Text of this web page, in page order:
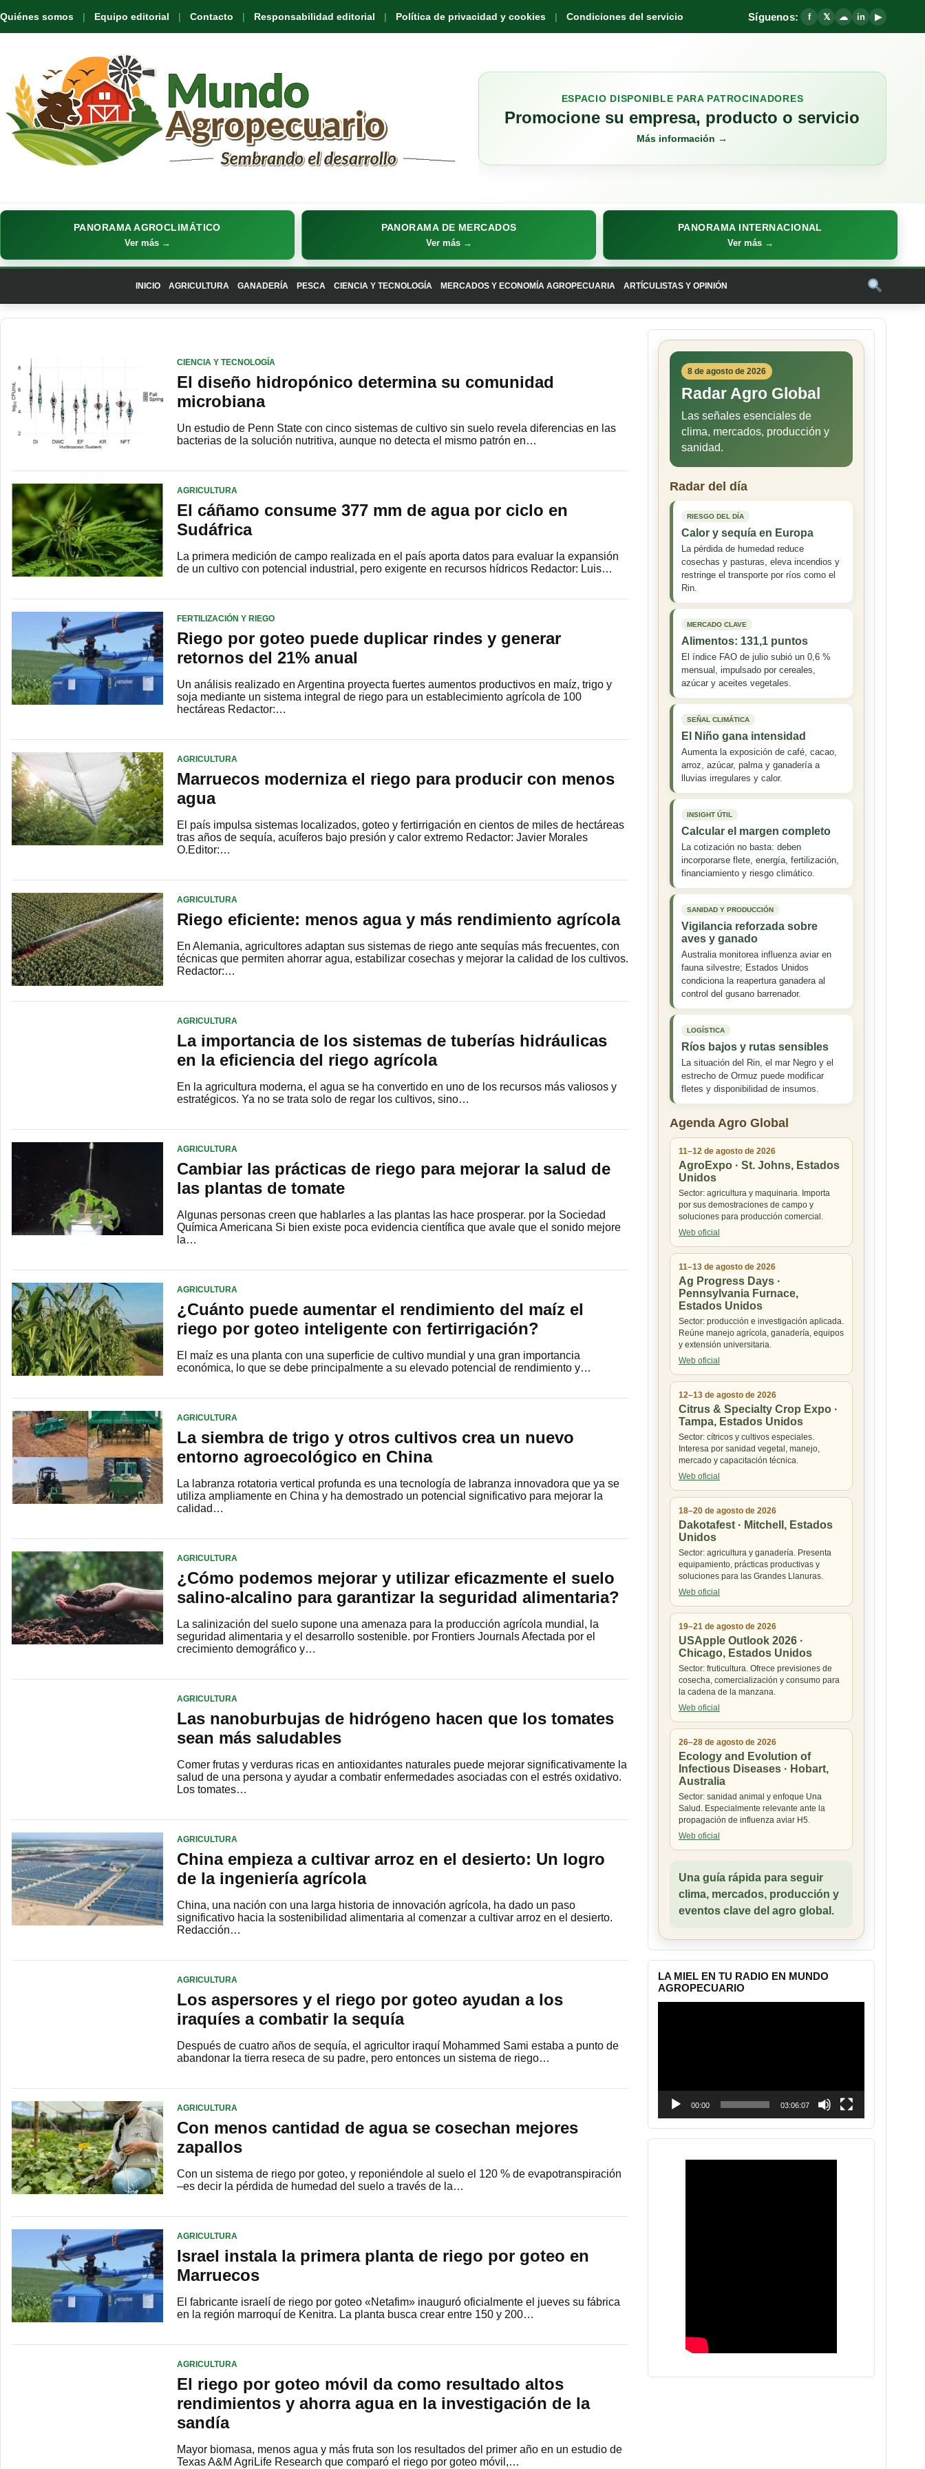
Quiénes somos Equipo editorial Contacto Responsabilidad editorial Política de privacidad y cookies Condiciones del servicio Síguenos: f 𝕏 ☁ in ▶
ESPACIO DISPONIBLE PARA PATROCINADORES
Promocione su empresa, producto o servicio
Más información →
PANORAMA AGROCLIMÁTICO
Ver más →
PANORAMA DE MERCADOS
Ver más →
PANORAMA INTERNACIONAL
Ver más →
INICIO AGRICULTURA GANADERÍA PESCA CIENCIA Y TECNOLOGÍA MERCADOS Y ECONOMÍA AGROPECUARIA ARTÍCULISTAS Y OPINIÓN
CIENCIA Y TECNOLOGÍA
El diseño hidropónico determina su comunidad
microbiana
Un estudio de Penn State con cinco sistemas de cultivo sin suelo revela diferencias en las
bacterias de la solución nutritiva, aunque no detecta el mismo patrón en…
AGRICULTURA
El cáñamo consume 377 mm de agua por ciclo en
Sudáfrica
La primera medición de campo realizada en el país aporta datos para evaluar la expansión
de un cultivo con potencial industrial, pero exigente en recursos hídricos Redactor: Luis…
FERTILIZACIÓN Y RIEGO
Riego por goteo puede duplicar rindes y generar
retornos del 21% anual
Un análisis realizado en Argentina proyecta fuertes aumentos productivos en maíz, trigo y
soja mediante un sistema integral de riego para un establecimiento agrícola de 100
hectáreas Redactor:…
AGRICULTURA
Marruecos moderniza el riego para producir con menos
agua
El país impulsa sistemas localizados, goteo y fertirrigación en cientos de miles de hectáreas
tras años de sequía, acuíferos bajo presión y calor extremo Redactor: Javier Morales
O.Editor:…
AGRICULTURA
Riego eficiente: menos agua y más rendimiento agrícola
En Alemania, agricultores adaptan sus sistemas de riego ante sequías más frecuentes, con
técnicas que permiten ahorrar agua, estabilizar cosechas y mejorar la calidad de los cultivos.
Redactor:…
AGRICULTURA
La importancia de los sistemas de tuberías hidráulicas
en la eficiencia del riego agrícola
En la agricultura moderna, el agua se ha convertido en uno de los recursos más valiosos y
estratégicos. Ya no se trata solo de regar los cultivos, sino…
AGRICULTURA
Cambiar las prácticas de riego para mejorar la salud de
las plantas de tomate
Algunas personas creen que hablarles a las plantas las hace prosperar. por la Sociedad
Química Americana Si bien existe poca evidencia científica que avale que el sonido mejore
la…
AGRICULTURA
¿Cuánto puede aumentar el rendimiento del maíz el
riego por goteo inteligente con fertirrigación?
El maíz es una planta con una superficie de cultivo mundial y una gran importancia
económica, lo que se debe principalmente a su elevado potencial de rendimiento y…
AGRICULTURA
La siembra de trigo y otros cultivos crea un nuevo
entorno agroecológico en China
La labranza rotatoria vertical profunda es una tecnología de labranza innovadora que ya se
utiliza ampliamente en China y ha demostrado un potencial significativo para mejorar la
calidad…
AGRICULTURA
¿Cómo podemos mejorar y utilizar eficazmente el suelo
salino-alcalino para garantizar la seguridad alimentaria?
La salinización del suelo supone una amenaza para la producción agrícola mundial, la
seguridad alimentaria y el desarrollo sostenible. por Frontiers Journals Afectada por el
crecimiento demográfico y…
AGRICULTURA
Las nanoburbujas de hidrógeno hacen que los tomates
sean más saludables
Comer frutas y verduras ricas en antioxidantes naturales puede mejorar significativamente la
salud de una persona y ayudar a combatir enfermedades asociadas con el estrés oxidativo.
Los tomates…
AGRICULTURA
China empieza a cultivar arroz en el desierto: Un logro
de la ingeniería agrícola
China, una nación con una larga historia de innovación agrícola, ha dado un paso
significativo hacia la sostenibilidad alimentaria al comenzar a cultivar arroz en el desierto.
Redacción…
AGRICULTURA
Los aspersores y el riego por goteo ayudan a los
iraquíes a combatir la sequía
Después de cuatro años de sequía, el agricultor iraquí Mohammed Sami estaba a punto de
abandonar la tierra reseca de su padre, pero entonces un sistema de riego…
AGRICULTURA
Con menos cantidad de agua se cosechan mejores
zapallos
Con un sistema de riego por goteo, y reponiéndole al suelo el 120 % de evapotranspiración
–es decir la pérdida de humedad del suelo a través de la…
AGRICULTURA
Israel instala la primera planta de riego por goteo en
Marruecos
El fabricante israelí de riego por goteo «Netafim» inauguró oficialmente el jueves su fábrica
en la región marroquí de Kenitra. La planta busca crear entre 150 y 200…
AGRICULTURA
El riego por goteo móvil da como resultado altos
rendimientos y ahorra agua en la investigación de la
sandía
Mayor biomasa, menos agua y más fruta son los resultados del primer año en un estudio de
Texas A&M AgriLife Research que comparó el riego por goteo móvil,…
8 de agosto de 2026
Radar Agro Global
Las señales esenciales de
clima, mercados, producción y
sanidad.
Radar del día
RIESGO DEL DÍA
Calor y sequía en Europa
La pérdida de humedad reduce
cosechas y pasturas, eleva incendios y
restringe el transporte por ríos como el
Rin.
MERCADO CLAVE
Alimentos: 131,1 puntos
El índice FAO de julio subió un 0,6 %
mensual, impulsado por cereales,
azúcar y aceites vegetales.
SEÑAL CLIMÁTICA
El Niño gana intensidad
Aumenta la exposición de café, cacao,
arroz, azúcar, palma y ganadería a
lluvias irregulares y calor.
INSIGHT ÚTIL
Calcular el margen completo
La cotización no basta: deben
incorporarse flete, energía, fertilización,
financiamiento y riesgo climático.
SANIDAD Y PRODUCCIÓN
Vigilancia reforzada sobre
aves y ganado
Australia monitorea influenza aviar en
fauna silvestre; Estados Unidos
condiciona la reapertura ganadera al
control del gusano barrenador.
LOGÍSTICA
Ríos bajos y rutas sensibles
La situación del Rin, el mar Negro y el
estrecho de Ormuz puede modificar
fletes y disponibilidad de insumos.
Agenda Agro Global
11–12 de agosto de 2026
AgroExpo · St. Johns, Estados
Unidos
Sector: agricultura y maquinaria. Importa
por sus demostraciones de campo y
soluciones para producción comercial.
Web oficial
11–13 de agosto de 2026
Ag Progress Days ·
Pennsylvania Furnace,
Estados Unidos
Sector: producción e investigación aplicada.
Reúne manejo agrícola, ganadería, equipos
y extensión universitaria.
Web oficial
12–13 de agosto de 2026
Citrus & Specialty Crop Expo ·
Tampa, Estados Unidos
Sector: cítricos y cultivos especiales.
Interesa por sanidad vegetal, manejo,
mercado y capacitación técnica.
Web oficial
18–20 de agosto de 2026
Dakotafest · Mitchell, Estados
Unidos
Sector: agricultura y ganadería. Presenta
equipamiento, prácticas productivas y
soluciones para las Grandes Llanuras.
Web oficial
19–21 de agosto de 2026
USApple Outlook 2026 ·
Chicago, Estados Unidos
Sector: fruticultura. Ofrece previsiones de
cosecha, comercialización y consumo para
la cadena de la manzana.
Web oficial
26–28 de agosto de 2026
Ecology and Evolution of
Infectious Diseases · Hobart,
Australia
Sector: sanidad animal y enfoque Una
Salud. Especialmente relevante ante la
propagación de influenza aviar H5.
Web oficial
Una guía rápida para seguir
clima, mercados, producción y
eventos clave del agro global.
LA MIEL EN TU RADIO EN MUNDO
AGROPECUARIO
00:00 03:06:07